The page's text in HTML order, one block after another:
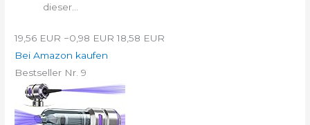
dieser...
19,56 EUR −0,98 EUR 18,58 EUR
Bei Amazon kaufen
Bestseller Nr. 9